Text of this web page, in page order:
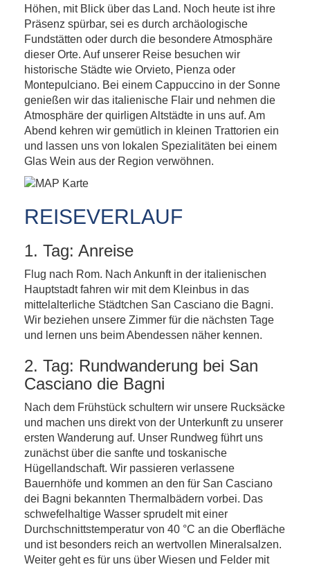
Höhen, mit Blick über das Land. Noch heute ist ihre
Präsenz spürbar, sei es durch archäologische
Fundstätten oder durch die besondere Atmosphäre
dieser Orte. Auf unserer Reise besuchen wir
historische Städte wie Orvieto, Pienza oder
Montepulciano. Bei einem Cappuccino in der Sonne
genießen wir das italienische Flair und nehmen die
Atmosphäre der quirligen Altstädte in uns auf. Am
Abend kehren wir gemütlich in kleinen Trattorien ein
und lassen uns von lokalen Spezialitäten bei einem
Glas Wein aus der Region verwöhnen.
REISEVERLAUF
1. Tag: Anreise
Flug nach Rom. Nach Ankunft in der italienischen
Hauptstadt fahren wir mit dem Kleinbus in das
mittelalterliche Städtchen San Casciano die Bagni.
Wir beziehen unsere Zimmer für die nächsten Tage
und lernen uns beim Abendessen näher kennen.
2. Tag: Rundwanderung bei San
Casciano die Bagni
Nach dem Frühstück schultern wir unsere Rucksäcke
und machen uns direkt von der Unterkunft zu unserer
ersten Wanderung auf. Unser Rundweg führt uns
zunächst über die sanfte und toskanische
Hügellandschaft. Wir passieren verlassene
Bauernhöfe und kommen an den für San Casciano
dei Bagni bekannten Thermalbädern vorbei. Das
schwefelhaltige Wasser sprudelt mit einer
Durchschnittstemperatur von 40 °C an die Oberfläche
und ist besonders reich an wertvollen Mineralsalzen.
Weiter geht es für uns über Wiesen und Felder mit